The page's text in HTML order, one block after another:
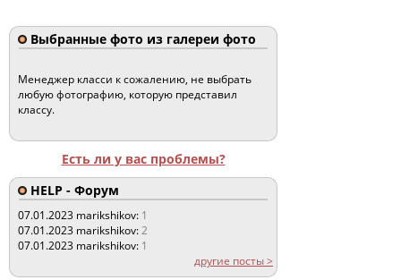
Выбранные фото из галереи фото
Менеджер класси к сожалению, не выбрать
любую фотографию, которую представил
классу.
Есть ли у вас проблемы?
HELP - Форум
07.01.2023 marikshikov: 1
07.01.2023 marikshikov:2
07.01.2023 marikshikov: 1
другие посты >